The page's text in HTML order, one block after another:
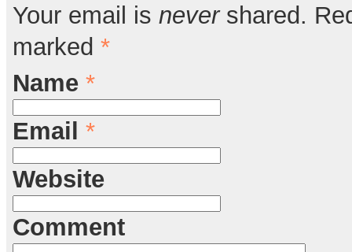
Your email is nevershared.
marked *
Name *
Email *
Website
Comment